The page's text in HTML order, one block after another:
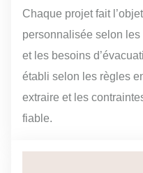
Chaque projet fait
personnalisée selon
et les besoins
établi selon les règles
extraire et les
fiable.